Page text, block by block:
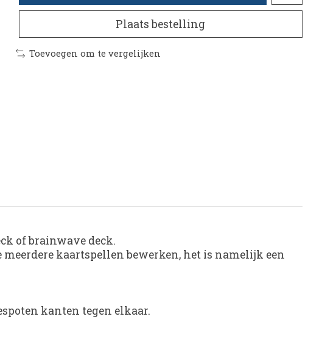
Plaats bestelling
Toevoegen om te vergelijken
of brainwave deck.
kaartspellen bewerken, het is namelijk een
kanten tegen elkaar.